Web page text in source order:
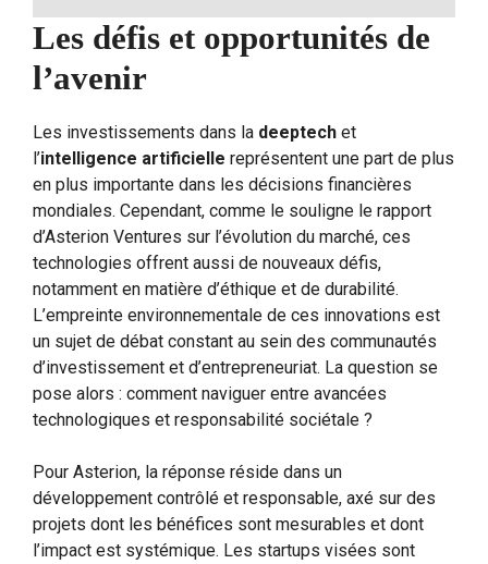
Les défis et opportunités de
l’avenir
Les investissements dans la deeptech et
l’intelligence artificielle représentent une part de plus
en plus importante dans les décisions financières
mondiales. Cependant, comme le souligne le rapport
d’Asterion Ventures sur l’évolution du marché, ces
technologies offrent aussi de nouveaux défis,
notamment en matière d’éthique et de durabilité.
L’empreinte environnementale de ces innovations est
un sujet de débat constant au sein des communautés
d’investissement et d’entrepreneuriat. La question se
pose alors : comment naviguer entre avancées
technologiques et responsabilité sociétale ?
Pour Asterion, la réponse réside dans un
développement contrôlé et responsable, axé sur des
projets dont les bénéfices sont mesurables et dont
l’impact est systémique. Les startups visées sont